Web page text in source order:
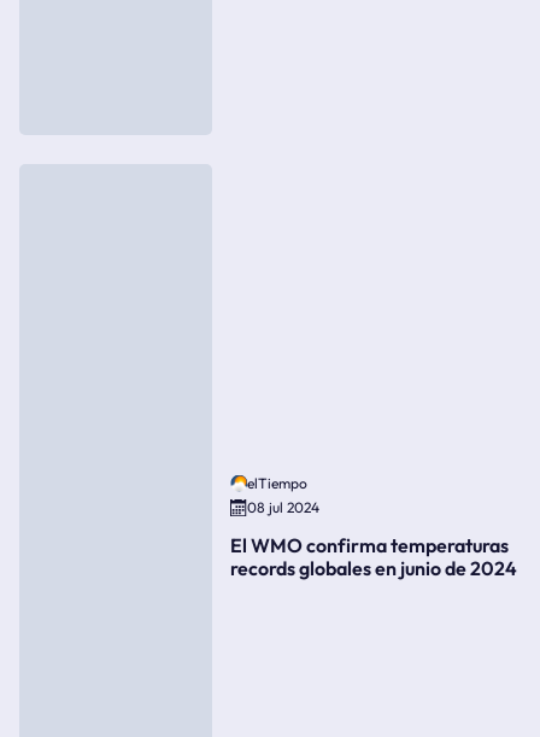
elTiempo
08 jul 2024
El WMO confirma temperaturas
records globales en junio de 2024